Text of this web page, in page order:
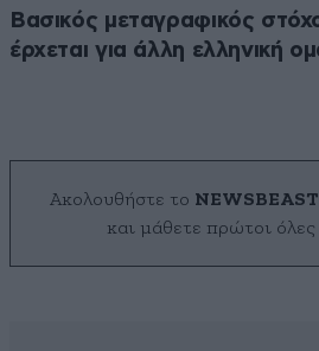
Βασικός μεταγραφικός
έρχεται για άλλη ελληνική
Ακολουθήστε το NEWSBEAST
και μάθετε πρώτοι όλες